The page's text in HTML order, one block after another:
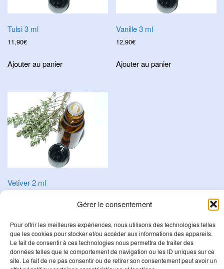
Gérer le consentement
Pour offrir les meilleures expériences, nous utilisons des technologies telles
que les cookies pour stocker et/ou accéder aux informations des appareils.
Le fait de consentir à ces technologies nous permettra de traiter des
données telles que le comportement de navigation ou les ID uniques sur ce
site. Le fait de ne pas consentir ou de retirer son consentement peut avoir un
Tulsi 3 ml
11,90€
Ajouter au panier
Vanille 3 ml
12,90€
Ajouter au panier
Vetiver 2 ml
R